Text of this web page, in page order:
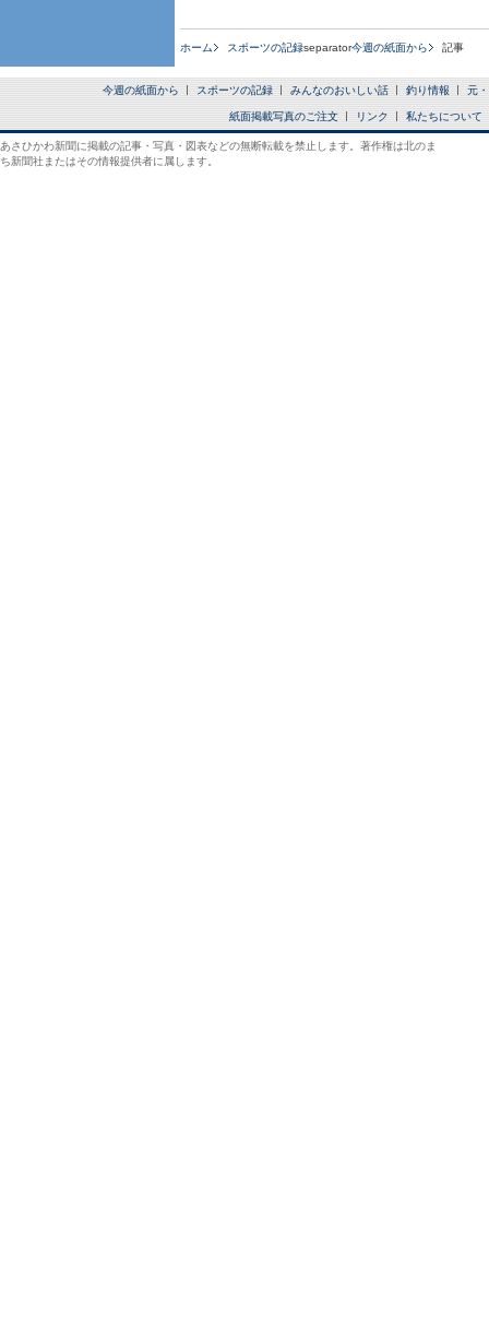
ホーム スポーツの記録separator今週の紙面から 記事
今週の紙面から スポーツの記録 みんなのおいしい話 釣り情報 元
紙面掲載写真のご注文 リンク 私たちについて
あさひかわ新聞に掲載の記事・写真・図表などの無断転載を禁止します。著作権は北のま
ち新聞社またはその情報提供者に属します。